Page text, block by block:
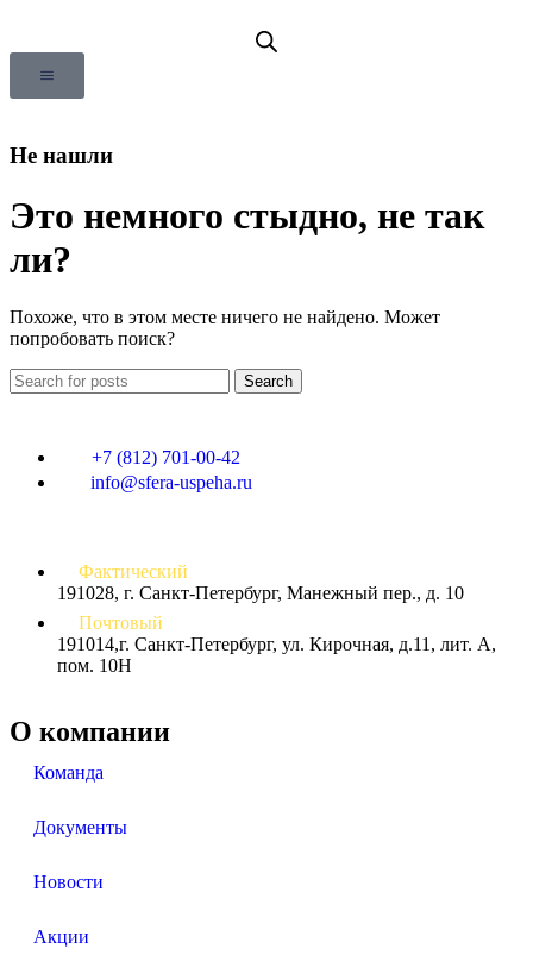
Не нашли
Это немного стыдно, не так
ли?
Похоже, что в этом месте ничего не найдено. Может
попробовать поиск?
Search
+7 (812) 701-00-42
info@sfera-uspeha.ru
Фактический
191028, г. Санкт-Петербург, Манежный пер., д. 10
Почтовый
191014,г. Санкт-Петербург, ул. Кирочная, д.11, лит. А,
пом. 10Н
О компании
Команда
Документы
Новости
Акции